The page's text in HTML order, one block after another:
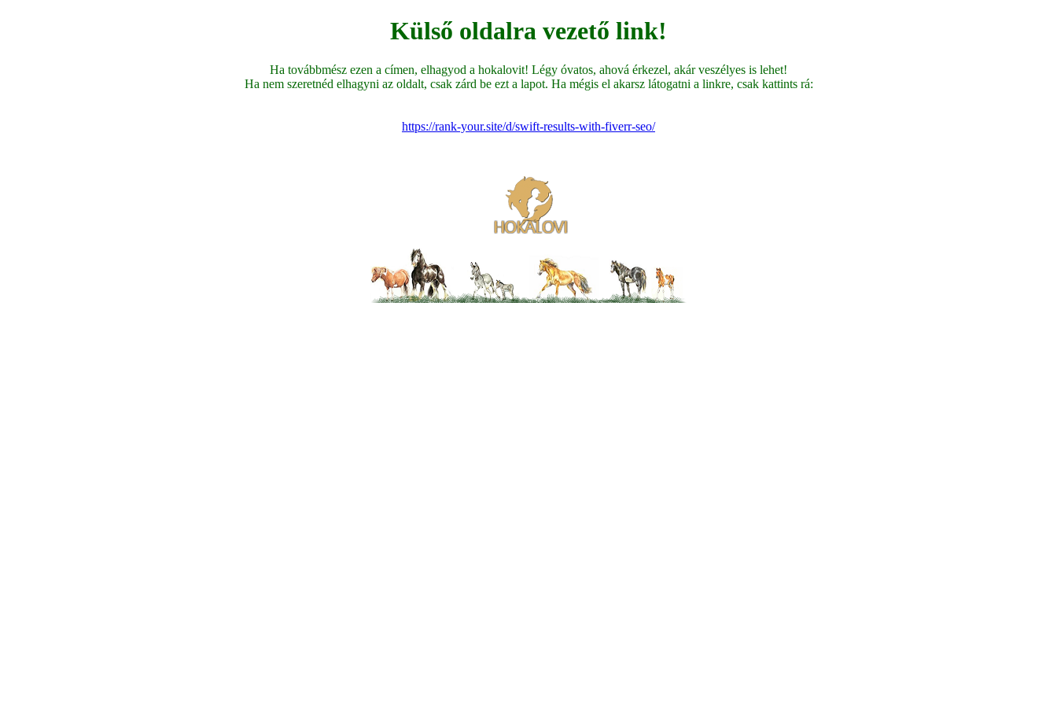
Külső oldalra vezető link!
Ha továbbmész ezen a címen, elhagyod a hokalovit! Légy óvatos, ahová érkezel, akár veszélyes is lehet!
Ha nem szeretnéd elhagyni az oldalt, csak zárd be ezt a lapot. Ha mégis el akarsz látogatni a linkre, csak kattints rá:
https://rank-your.site/d/swift-results-with-fiverr-seo/